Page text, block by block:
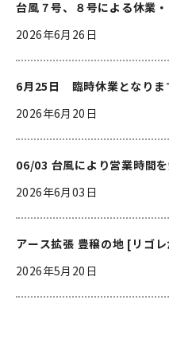
台風７号、８号による休業
2026年6月26日
6月25日 臨時休業となりま
2026年6月20日
06/03 台風により営業時間
2026年6月03日
アース拡張 豊穣の地 [リゴ
2026年5月20日